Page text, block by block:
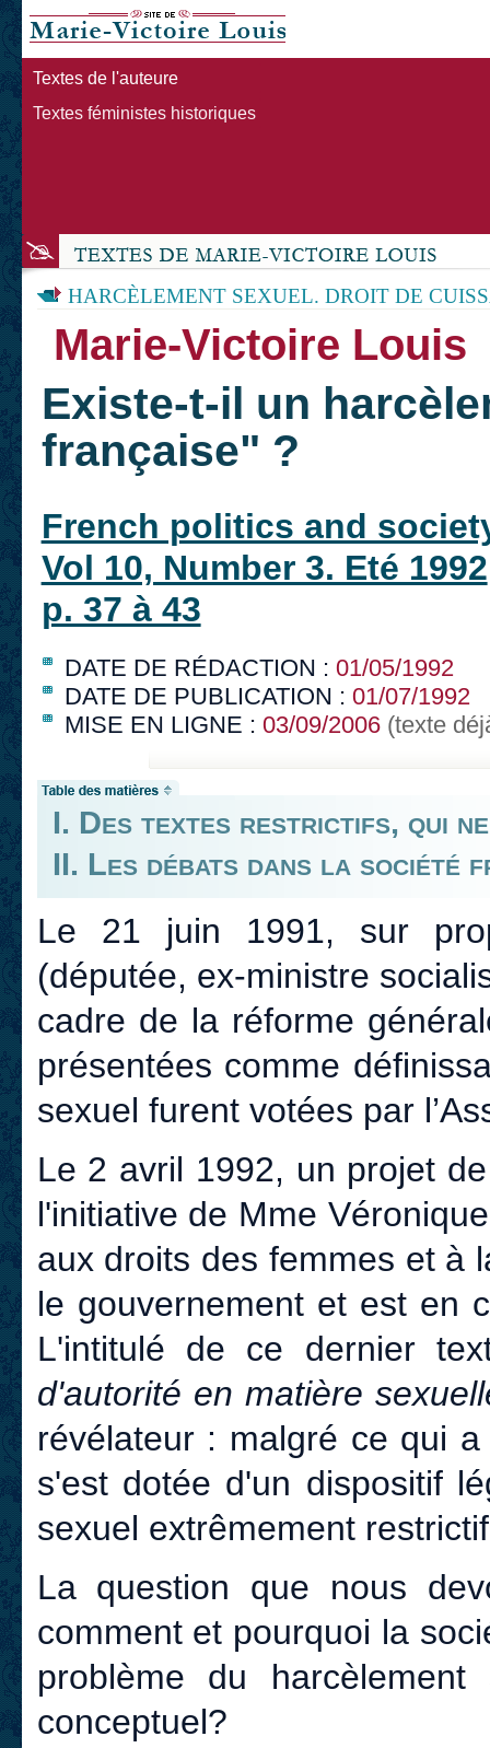
Textes de l'auteure
Textes féministes historiques
HARCÈLEMENT SEXUEL. DROIT DE
Marie-Victoire
Existe-t-il un
française" ?
French politics and
Vol 10, Number 3. Eté 1992
p. 37 à 43
DATE DE RÉDACTION : 01/05/1992
DATE DE PUBLICATION : 01/07/1992
MISE EN LIGNE : 03/09/2006(texte
I. Des textes restrictifs, qui
II. Les débats dans la société
Le 21 juin 1991, sur
(députée, ex-ministre
cadre de la réforme
présentées comme
sexuel furent votées par
Le 2 avril 1992, un projet
l'initiative de Mme
aux droits des femmes et à
le gouvernement et est en
L'intitulé de ce dernier
d'autorité en matière
révélateur : malgré ce qui
s'est dotée d'un dispositif
sexuel extrêmement
La question que nous
comment et pourquoi la
problème du
conceptuel?